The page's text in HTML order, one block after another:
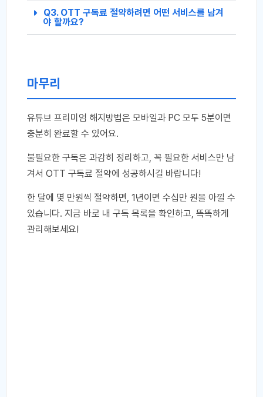
Q3. OTT 구독료 절약하려면 어떤 서비스를 남겨
야 할까요?
마무리
유튜브 프리미엄 해지방법은 모바일과 PC 모두 5분이면
충분히 완료할 수 있어요.
불필요한 구독은 과감히 정리하고, 꼭 필요한 서비스만 남
겨서 OTT 구독료 절약에 성공하시길 바랍니다!
한 달에 몇 만원씩 절약하면, 1년이면 수십만 원을 아낄 수
있습니다. 지금 바로 내 구독 목록을 확인하고, 똑똑하게
관리해보세요!